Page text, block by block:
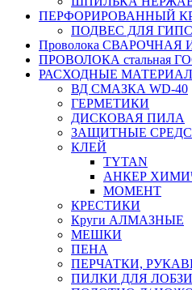
ПЕРФОРИРОВАННЫЙ
ПОДВЕС ДЛЯ
Проволока СВАРОЧНАЯ
ПРОВОЛОКА стальная
РАСХОДНЫЕ
ВД СМАЗКА WD-40
ГЕРМЕТИКИ
ДИСКОВАЯ ПИЛА
ЗАЩИТНЫЕ
КЛЕЙ
TYTAN
АНКЕР
МОМЕНТ
КРЕСТИКИ
Круги АЛМАЗНЫЕ
МЕШКИ
ПЕНА
ПЕРЧАТКИ,
ПИЛКИ ДЛЯ